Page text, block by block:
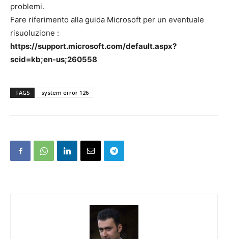
problemi.
Fare riferimento alla guida Microsoft per un eventuale
risuoluzione :
https://support.microsoft.com/default.aspx?
scid=kb;en-us;260558
TAGS system error 126